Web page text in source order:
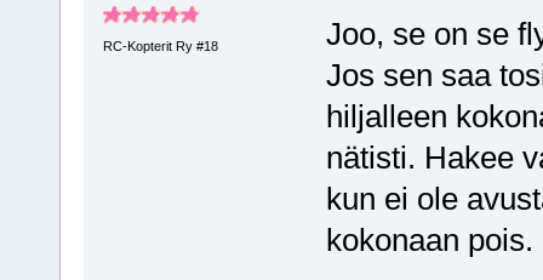
RC-Kopterit Ry #18
Joo, se on se
Jos sen saa
hiljalleen
nätisti. Hakee
kun ei ole
kokonaan pois.